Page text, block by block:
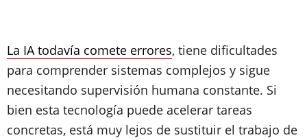
La IA todavía comete errores, tiene dificultades
para comprender sistemas complejos y sigue
necesitando supervisión humana constante. Si
bien esta tecnología puede acelerar tareas
concretas, está muy lejos de sustituir el trabajo de